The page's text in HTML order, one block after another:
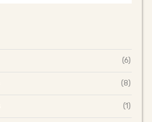
(6)
(8)
(1)